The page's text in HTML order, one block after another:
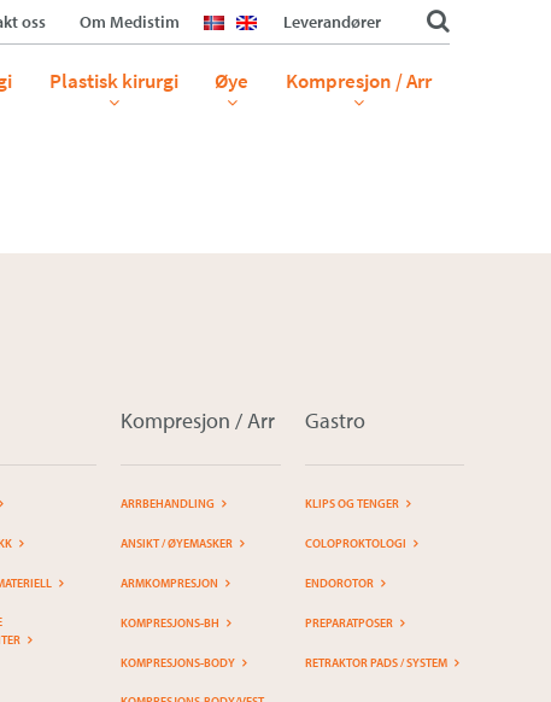
oss Om Medistim Leverandører
Plastisk kirurgi Øye Kompresjon / Arr
Kompresjon / Arr
ARRBEHANDLING
ANSIKT / ØYEMASKER
ARMKOMPRESJON
KOMPRESJONS-BH
KOMPRESJONS-BODY
Gastro
KLIPS OG TENGER
COLOPROKTOLOGI
ENDOROTOR
PREPARATPOSER
RETRAKTOR PADS / SYSTEM